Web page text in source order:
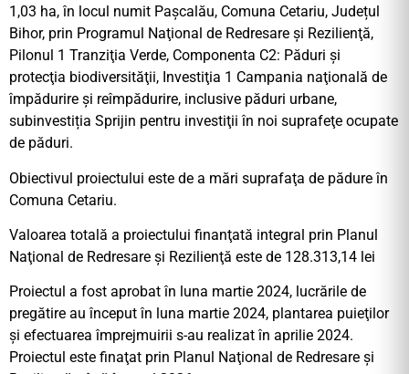
1,03 ha, în locul numit Pașcalău, Comuna Cetariu, Județul
Bihor, prin Programul Naţional de Redresare şi Rezilienţă,
Pilonul 1 Tranziţia Verde, Componenta C2: Păduri şi
protecţia biodiversităţii, Investiţia 1 Campania naţională de
împădurire şi reîmpădurire, inclusive păduri urbane,
subinvestiția Sprijin pentru investiţii în noi suprafeţe ocupate
de păduri.
Obiectivul proiectului este de a mări suprafaţa de pădure în
Comuna Cetariu.
Valoarea totală a proiectului finanţată integral prin Planul
Naţional de Redresare şi Rezilienţă este de 128.313,14 lei
Proiectul a fost aprobat în luna martie 2024, lucrările de
pregătire au început în luna martie 2024, plantarea puieţilor
şi efectuarea împrejmuirii s-au realizat în aprilie 2024.
Proiectul este finaţat prin Planul Naţional de Redresare şi